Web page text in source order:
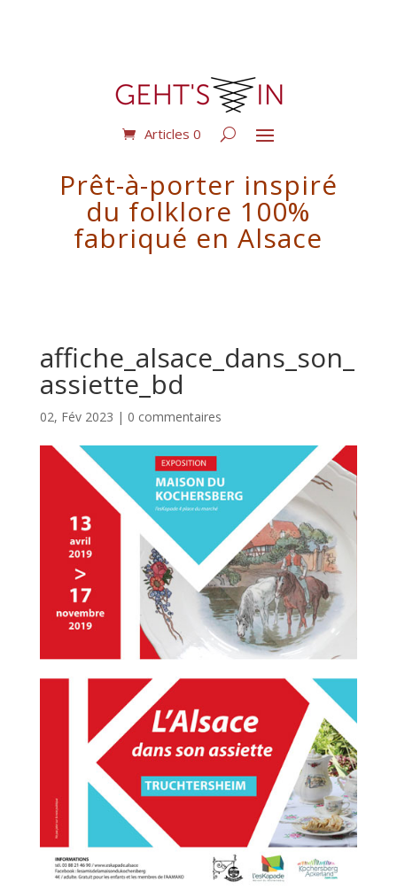
Articles 0
Prêt-à-porter inspiré
du folklore 100%
fabriqué en Alsace
affiche_alsace_dans_son_
assiette_bd
02, Fév 2023 | 0 commentaires